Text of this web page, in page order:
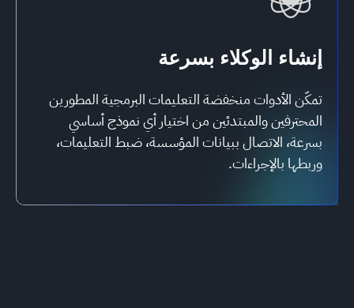
إنشاء الوكلاء بسرعة
تمكّن الأدوات منخفضة التعليمات البرمجية المطورين
المحترفين والمبتدئين من اختيار أي نموذج أساسي
بسرعة، الاتصال ببيانات المؤسسة، ضبط التعليمات،
وربطها بالإجراءات.